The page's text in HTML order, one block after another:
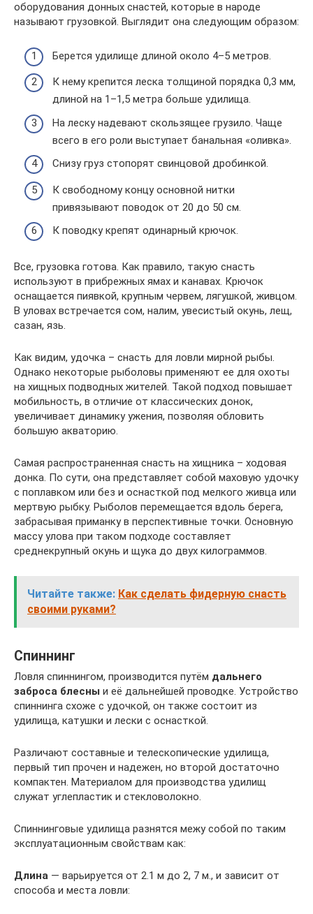
оборудования донных снастей, которые в народе
называют грузовкой. Выглядит она следующим образом:
Берется удилище длиной около 4–5 метров.
К нему крепится леска толщиной порядка 0,3 мм,
длиной на 1–1,5 метра больше удилища.
На леску надевают скользящее грузило. Чаще
всего в его роли выступает банальная «оливка».
Снизу груз стопорят свинцовой дробинкой.
К свободному концу основной нитки
привязывают поводок от 20 до 50 см.
К поводку крепят одинарный крючок.
Все, грузовка готова. Как правило, такую снасть
используют в прибрежных ямах и канавах. Крючок
оснащается пиявкой, крупным червем, лягушкой, живцом.
В уловах встречается сом, налим, увесистый окунь, лещ,
сазан, язь.
Как видим, удочка – снасть для ловли мирной рыбы.
Однако некоторые рыболовы применяют ее для охоты
на хищных подводных жителей. Такой подход повышает
мобильность, в отличие от классических донок,
увеличивает динамику ужения, позволяя обловить
большую акваторию.
Самая распространенная снасть на хищника – ходовая
донка. По сути, она представляет собой маховую удочку
с поплавком или без и оснасткой под мелкого живца или
мертвую рыбку. Рыболов перемещается вдоль берега,
забрасывая приманку в перспективные точки. Основную
массу улова при таком подходе составляет
среднекрупный окунь и щука до двух килограммов.
Читайте также: Как сделать фидерную снасть
своими руками?
Спиннинг
Ловля спиннингом, производится путём дальнего
заброса блесны и её дальнейшей проводке. Устройство
спиннинга схоже с удочкой, он также состоит из
удилища, катушки и лески с оснасткой.
Различают составные и телескопические удилища,
первый тип прочен и надежен, но второй достаточно
компактен. Материалом для производства удилищ
служат углепластик и стекловолокно.
Спиннинговые удилища разнятся межу собой по таким
эксплуатационным свойствам как:
Длина — варьируется от 2.1 м до 2, 7 м., и зависит от
способа и места ловли: